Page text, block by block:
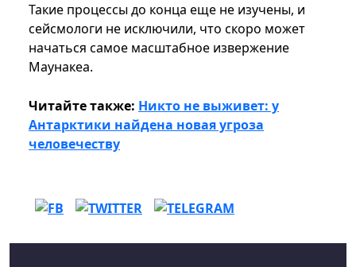
Такие процессы до конца еще не изучены, и
сейсмологи не исключили, что скоро может
начаться самое масштабное извержение
Маунакеа.
Читайте также: Никто не выживет: у
Антарктики найдена новая угроза
человечеству